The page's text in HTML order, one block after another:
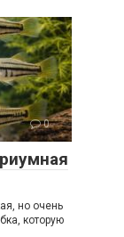
0
но очень
которую